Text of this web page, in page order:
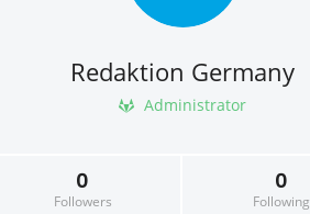
Redaktion Germany
Administrator
0
Followers
0
Following